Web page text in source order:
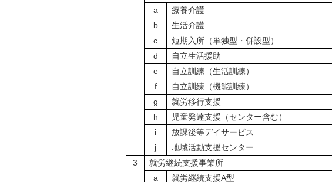
a
療養介護
b
生活介護
c
短期入所（単独型・併設型）
d
自立生活援助
e
自立訓練（生活訓練）
f
自立訓練（機能訓練）
g
就労移行支援
h
児童発達支援（センター含む）
i
放課後等デイサービス
j
地域活動支援センター
3
就労継続支援事業所
a
就労継続支援A型